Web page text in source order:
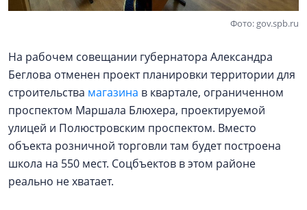
Фото: gov.spb.ru
На рабочем совещании губернатора Александра
Беглова отменен проект планировки территории для
строительства магазина в квартале, ограниченном
проспектом Маршала Блюхера, проектируемой
улицей и Полюстровским проспектом. Вместо
объекта розничной торговли там будет построена
школа на 550 мест. Соцбъектов в этом районе
реально не хватает.